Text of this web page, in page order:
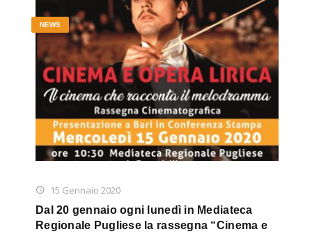
15 Gennaio 2020
NEWS
Dal 20 gennaio ogni lunedì in Mediateca
Regionale Pugliese la rassegna “Cinema e